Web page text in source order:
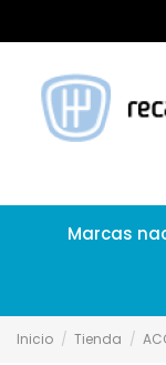
Marcas
Inicio Tienda